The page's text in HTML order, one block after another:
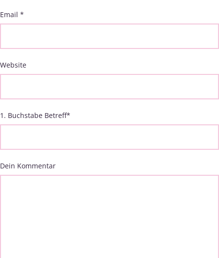
Email *
Website
1. Buchstabe Betreff*
Dein Kommentar